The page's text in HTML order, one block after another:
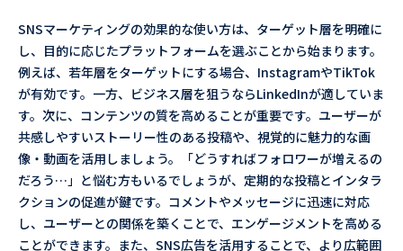
SNSマーケティングの効果的な使い方は、ターゲット層を明確に
し、目的に応じたプラットフォームを選ぶことから始まります。
例えば、若年層をターゲットにする場合、InstagramやTikTok
が有効です。一方、ビジネス層を狙うならLinkedInが適していま
す。次に、コンテンツの質を高めることが重要です。ユーザーが
共感しやすいストーリー性のある投稿や、視覚的に魅力的な画
像・動画を活用しましょう。「どうすればフォロワーが増えるの
だろう…」と悩む方もいるでしょうが、定期的な投稿とインタラ
クションの促進が鍵です。コメントやメッセージに迅速に対応
し、ユーザーとの関係を築くことで、エンゲージメントを高める
ことができます。また、SNS広告を活用することで、より広範囲